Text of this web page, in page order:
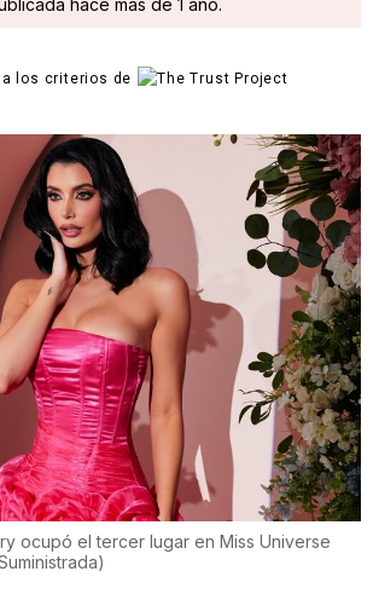
a los criterios de
ocupó el tercer lugar en Miss Universe
)